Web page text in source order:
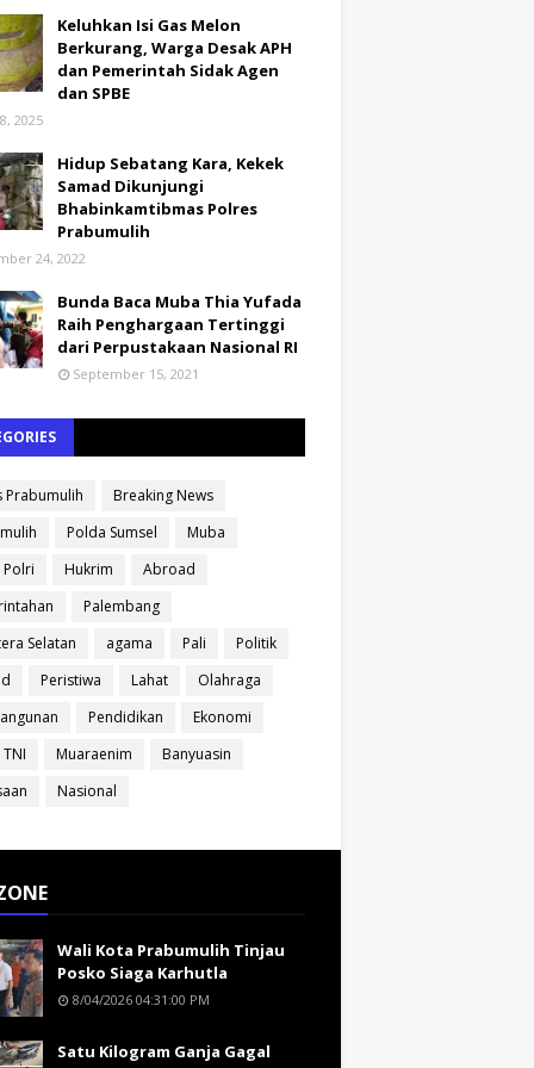
Keluhkan Isi Gas Melon
Berkurang, Warga Desak APH
dan Pemerintah Sidak Agen
dan SPBE
2025
Hidup Sebatang Kara, Kekek
Samad Dikunjungi
Bhabinkamtibmas Polres
Prabumulih
24, 2022
Bunda Baca Muba Thia Yufada
Raih Penghargaan Tertinggi
dari Perpustakaan Nasional RI
September 15, 2021
Prabumulih
Breaking News
Polda Sumsel
Muba
Hukrim
Abroad
Palembang
Selatan
agama Pali
Politik
Peristiwa Lahat
Olahraga
Pendidikan
Ekonomi
Muaraenim
Banyuasin
Nasional
Wali Kota Prabumulih Tinjau
Posko Siaga Karhutla
8/04/2026 04:31:00 PM
Satu Kilogram Ganja Gagal